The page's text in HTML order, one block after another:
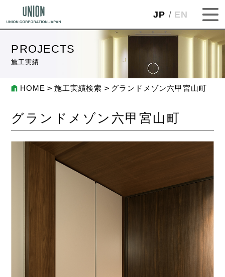
JP EN
PROJECTS
施工実績
HOME 施工実績検索 グランドメゾン六甲宮山町
グランドメゾン六甲宮山町